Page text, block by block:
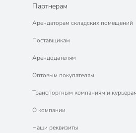
Партнерам
Арендаторам складских помещений
Поставщикам
Арендодателям
Оптовым покупателям
Транспортным компаниям и
О компании
Наши реквизиты